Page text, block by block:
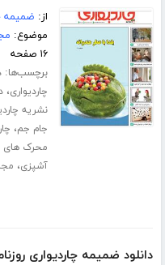
از: ضمیمه
موضوع:
۱۶ صفحه
برچسب‌ها:
چاردیواری،
نشریه
جام جم،
محرک های
آشپزی،
دانلود ضمیمه چاردیواری